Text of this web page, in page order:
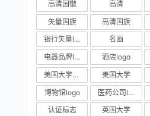
高清国徽 高清
矢量国旗
高清国旗
银行矢量logo
名画
电器品牌logo
酒店logo
美国大学校徽
美国大学
博物馆logo
医药公司logo
认证标志
英国大学